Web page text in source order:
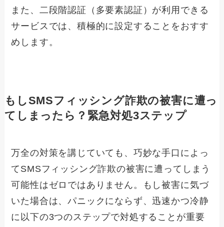
また、二段階認証（多要素認証）が利用できる
サービスでは、積極的に設定することをおすす
めします。
もしSMSフィッシング詐欺の被害に遭っ
てしまったら？緊急対処3ステップ
万全の対策を講じていても、巧妙な手口によっ
てSMSフィッシング詐欺の被害に遭ってしまう
可能性はゼロではありません。もし被害に気づ
いた場合は、パニックにならず、迅速かつ冷静
に以下の3つのステップで対処することが重要